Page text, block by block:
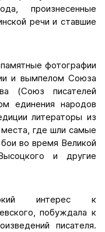
произнесенные
речи и ставшие
фотографии
и вымпелом Союза
(Союз писателей
единения народов
литераторы из
где шли самые
во время Великой
и другие
интерес к
побуждала к
писателя.